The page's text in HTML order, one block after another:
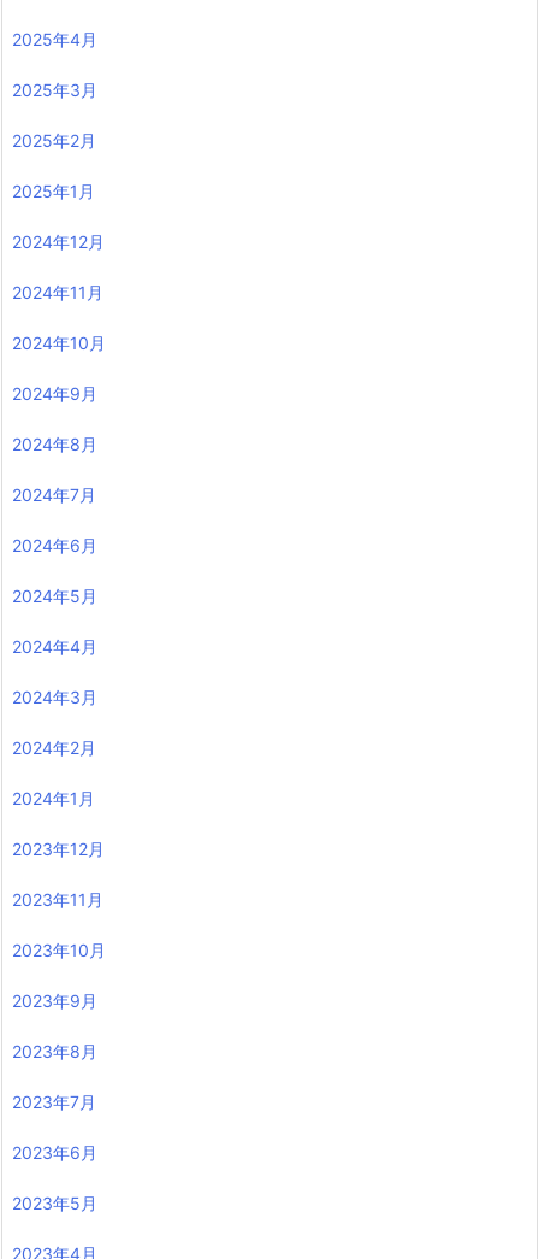
2025年4月
2025年3月
2025年2月
2025年1月
2024年12月
2024年11月
2024年10月
2024年9月
2024年8月
2024年7月
2024年6月
2024年5月
2024年4月
2024年3月
2024年2月
2024年1月
2023年12月
2023年11月
2023年10月
2023年9月
2023年8月
2023年7月
2023年6月
2023年5月
2023年4月